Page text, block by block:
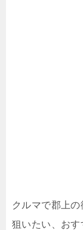
クルマで郡上
狙いたい、おす